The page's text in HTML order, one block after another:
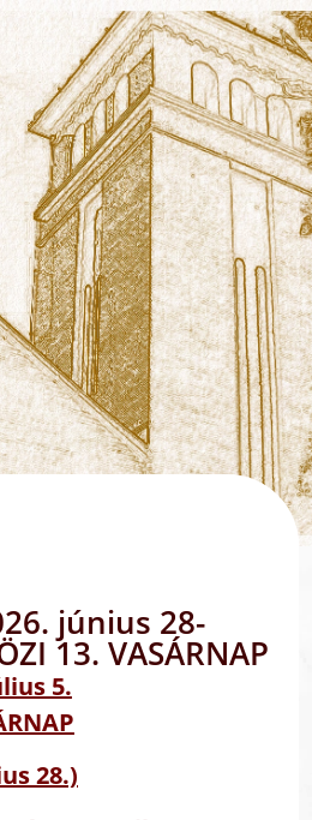
június 28-
13. VASÁRNAP
5.
28.)